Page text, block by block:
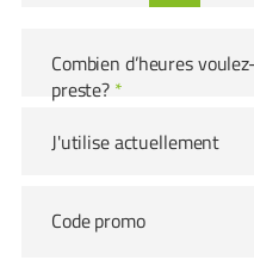
Combien d’heures
preste? *
J'utilise actuellement
Code promo